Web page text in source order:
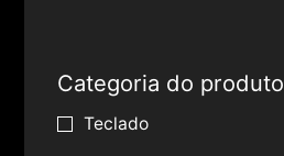
Categoria do produto
Teclado